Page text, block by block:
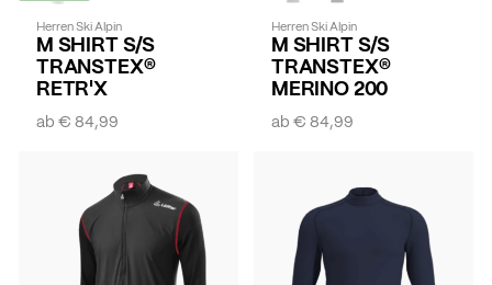
Herren Ski Alpin
M SHIRT S/S
TRANSTEX®
RETR'X
ab€ 84,99
Herren Ski Alpin
M SHIRT S/S
TRANSTEX®
MERINO 200
ab€ 84,99